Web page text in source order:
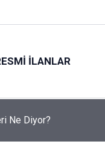
İLANLAR